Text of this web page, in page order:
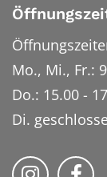
Mo., Mi., Fr.:
Do.: 15.00 -
Di.
Bistum